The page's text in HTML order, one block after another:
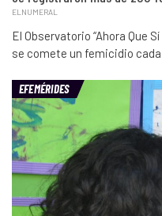
ELNUMERAL
El Observatorio “Ahora Que
se comete un femicidio
EFEMÉRIDES